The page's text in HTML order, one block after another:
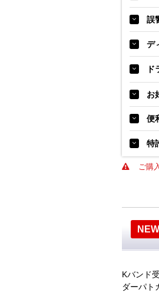
誤
デ
ド
お
便
特
ご購
NEW
Kバンド
ダーパト